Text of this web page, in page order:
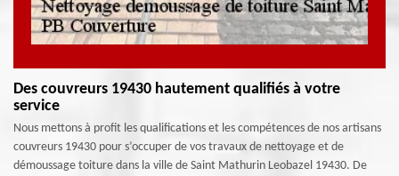
Des couvreurs 19430 hautement qualifiés à votre
service
Nous mettons à profit les qualifications et les compétences de nos artisans
couvreurs 19430 pour s’occuper de vos travaux de nettoyage et de
démoussage toiture dans la ville de Saint Mathurin Leobazel 19430. De